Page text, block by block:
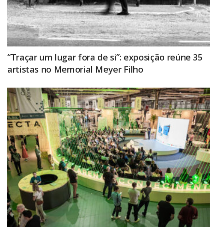
“Traçar um lugar fora de si”: exposição reúne 35
artistas no Memorial Meyer Filho